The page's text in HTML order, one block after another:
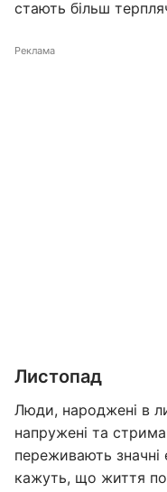
стають більш
Реклама
Листопад
Люди, народжені в
напружені та
переживають значні
кажуть, що життя